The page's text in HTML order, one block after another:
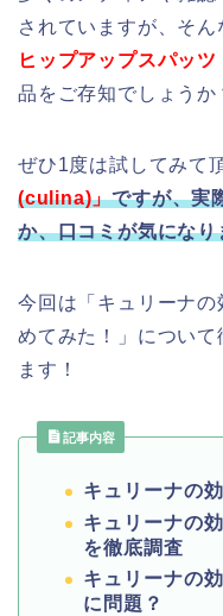
されていますが、そん
ヒップアップスパッ
品をご存知でしょうか
ぜひ1度は試してみて
(culina)」ですが、実
か、口コミが気になり
今回は「キュリーナ
めてみた！」につい
ます！
記事内容
キュリーナの
キュリーナの
を徹底調査
キュリーナの
に問題？